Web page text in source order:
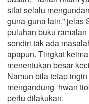
sifat selalu
guna-guna lain,” jelas
puluhan buku
sendiri tak ada
apapun. Tingkat
menentukan besar
Namun bila tetap
mengandung ‘hwan
perlu dilakukan.